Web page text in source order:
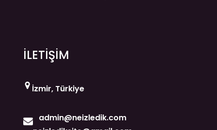
İLETİŞİM
İzmir, Türkiye
admin@neizledik.com